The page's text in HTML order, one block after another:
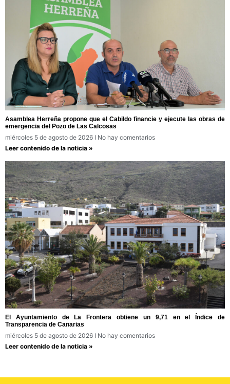
Asamblea Herreña propone que el Cabildo financie y ejecute las obras de
emergencia del Pozo de Las Calcosas
miércoles 5 de agosto de 2026
No hay comentarios
Leer contenido de la noticia »
El Ayuntamiento de La Frontera obtiene un 9,71 en el Índice de
Transparencia de Canarias
miércoles 5 de agosto de 2026
No hay comentarios
Leer contenido de la noticia »